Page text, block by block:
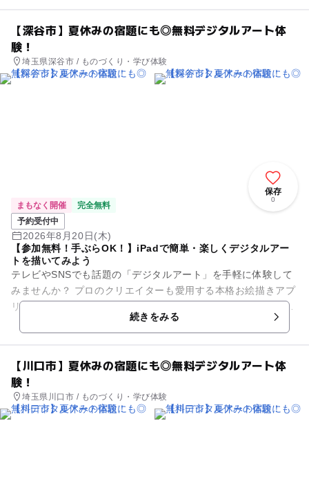
【深谷市】夏休みの宿題にも◎無料デジタルアート体
験！
埼玉県深谷市 / ものづくり・学び体験
保存
0
まもなく開催
完全無料
予約受付中
2026年8月20日(木)
【参加無料！手ぶらOK！】iPadで簡単・楽しくデジタルアー
トを描いてみよう
テレビやSNSでも話題の「デジタルアート」を手軽に体験して
みませんか？ プロのクリエイターも愛用する本格お絵描きアプ
リ「Adobe Fresco（アドビ フレスコ）」を使って、 世界に一
続きをみる
【川口市】夏休みの宿題にも◎無料デジタルアート体
験！
埼玉県川口市 / ものづくり・学び体験